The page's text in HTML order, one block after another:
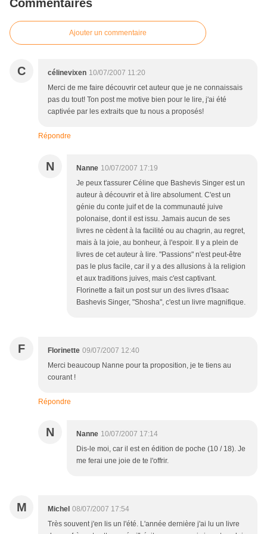
Commentaires
Ajouter un commentaire
C célinevixen 10/07/2007 11:20
Merci de me faire découvrir cet auteur que je ne connaissais
pas du tout! Ton post me motive bien pour le lire, j'ai été
captivée par les extraits que tu nous a proposés!
Répondre
N Nanne 10/07/2007 17:19
Je peux t'assurer Céline que Bashevis Singer est un
auteur à découvrir et à lire absolument. C'est un
génie du conte juif et de la communauté juive
polonaise, dont il est issu. Jamais aucun de ses
livres ne cèdent à la facilité ou au chagrin, au regret,
mais à la joie, au bonheur, à l'espoir. Il y a plein de
livres de cet auteur à lire. "Passions" n'est peut-être
pas le plus facile, car il y a des allusions à la religion
et aux traditions juives, mais c'est captivant.
Florinette a fait un post sur un des livres d'Isaac
Bashevis Singer, "Shosha", c'est un livre magnifique.
F Florinette 09/07/2007 12:40
Merci beaucoup Nanne pour ta proposition, je te tiens au
courant !
Répondre
N Nanne 10/07/2007 17:14
Dis-le moi, car il est en édition de poche (10 / 18). Je
me ferai une joie de te l'offrir.
M Michel 08/07/2007 17:54
Très souvent j'en lis un l'été. L'année dernière j'ai lu un livre